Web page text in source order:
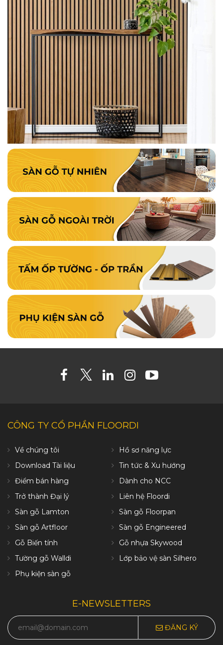
CÔNG TY CỔ PHẦN FLOORDI
Về chúng tôi
Hồ sơ năng lực
Download Tài liệu
Tin tức & Xu hướng
Điểm bán hàng
Dành cho NCC
Trở thành Đại lý
Liên hệ Floordi
Sàn gỗ Lamton
Sàn gỗ Floorpan
Sàn gỗ Artfloor
Sàn gỗ Engineered
Gỗ Biến tính
Gỗ nhựa Skywood
Tường gỗ Walldi
Lớp bảo vệ sàn Silhero
Phụ kiện sàn gỗ
E-NEWSLETTERS
ĐĂNG KÝ